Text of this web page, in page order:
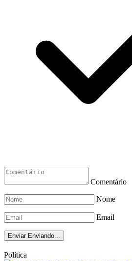
Comentário
Nome
Email
Enviar Enviando...
Política